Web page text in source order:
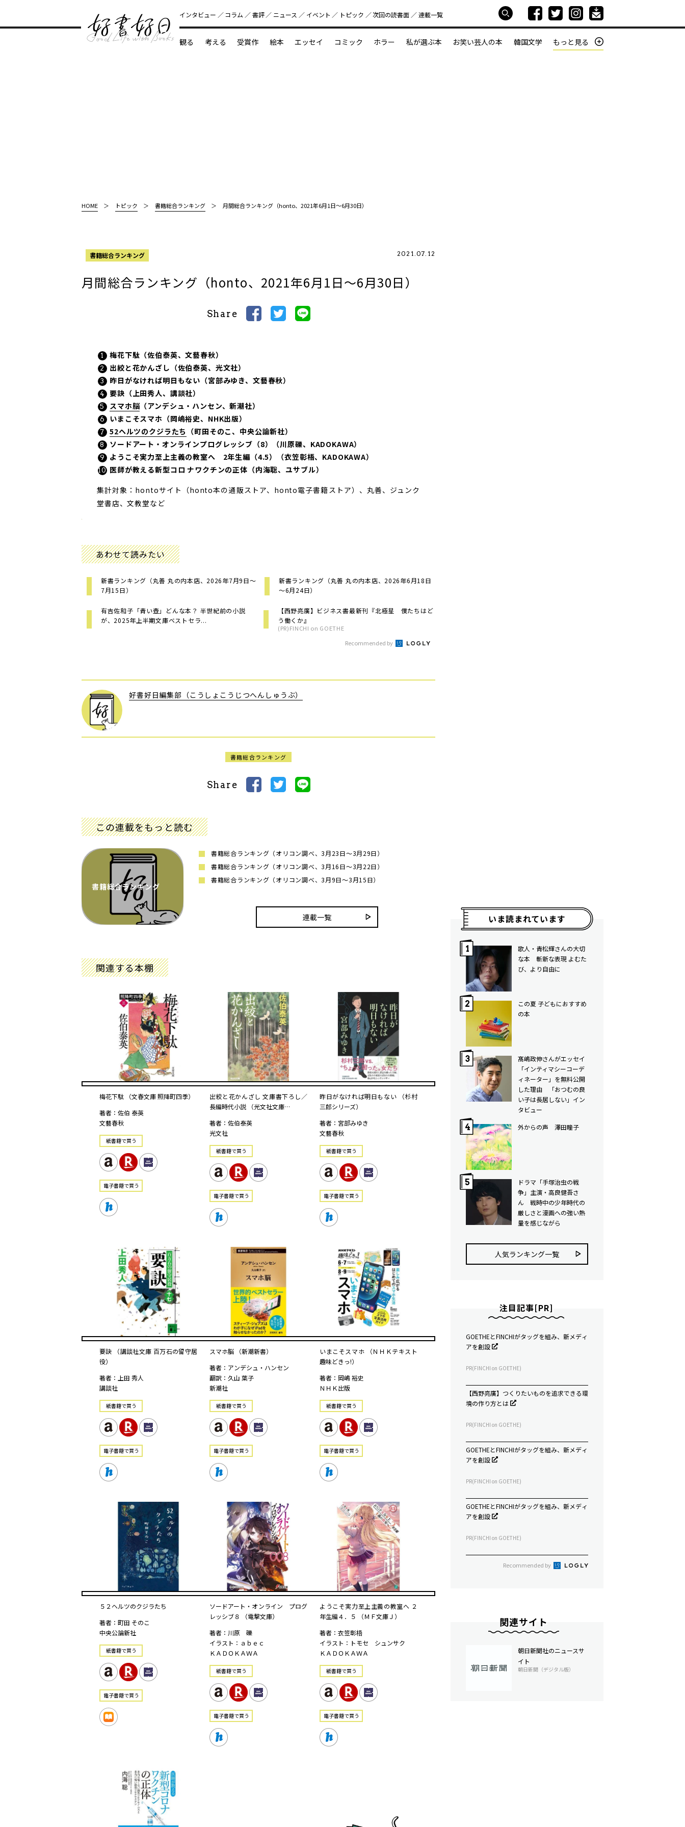
好書好日
インタビュー コラム 書評 ニュース イベント トピック 次回の読書⾯ 連載一覧
観る 考える 受賞作 絵本 エッセイ コミック ホラー 私が選ぶ本 お笑い芸人の本 韓国文学 もっと見る
HOME トピック 書籍総合ランキング 月間総合ランキング（honto、2021年6月1日～6月30日）
書籍総合ランキング 2021.07.12
月間総合ランキング（honto、2021年6月1日～6月30日）
Share
梅花下駄（佐伯泰英、文藝春秋）
出絞と花かんざし（佐伯泰英、光文社）
昨日がなければ明日もない（宮部みゆき、文藝春秋）
要訣（上田秀人、講談社）
スマホ脳 （アンデシュ・ハンセン、新潮社）
いまこそスマホ（岡嶋裕史、NHK出版）
52ヘルツのクジラたち （町田そのこ、中央公論新社）
ソードアート・オンラインプログレッシブ（8）（川原礫、KADOKAWA）
ようこそ実力至上主義の教室へ 2年生編（4.5）（衣笠彰梧、KADOKAWA）
医師が教える新型コロ ナワクチンの正体（内海聡、ユサブル）
集計対象：hontoサイト（honto本の通販ストア、honto電子書籍ストア）、丸善、ジュンク
堂書店、文教堂など
あわせて読みたい
新書ランキング（丸善 丸の内本店、2026年7月9日～
7月15日）
新書ランキング（丸善 丸の内本店、2026年6月18日
～6月24日）
有吉佐和子「青い壺」どんな本？ 半世紀前の小説
が、2025年上半期文庫ベストセラ...
【西野亮廣】ビジネス書最新刊『北極星 僕たちはど
う働くか』
(PR)FINCHI on GOETHE
Recommended by
好書好日編集部（こうしょこうじつへんしゅうぶ）
書籍総合ランキング
Share
この連載をもっと読む
書籍総合ランキング
書籍総合ランキング（オリコン調べ、3月23日〜3月29日）
書籍総合ランキング（オリコン調べ、3月16日〜3月22日）
書籍総合ランキング（オリコン調べ、3月9日〜3月15日）
連載一覧
関連する本棚
梅花下駄 （文春文庫 照降町四季）
著者：佐伯 泰英
文藝春秋
紙書籍で買う
電⼦書籍で買う
出絞と花かんざし 文庫書下ろし／
長編時代小説 （光文社文庫…
著者：佐伯泰英
光文社
紙書籍で買う
電⼦書籍で買う
昨日がなければ明日もない （杉村
三郎シリーズ）
著者：宮部みゆき
文藝春秋
紙書籍で買う
電⼦書籍で買う
要訣 （講談社文庫 百万石の留守居
役）
著者：上田 秀人
講談社
紙書籍で買う
電⼦書籍で買う
スマホ脳 （新潮新書）
著者：アンデシュ・ハンセン
翻訳：久山 葉子
新潮社
紙書籍で買う
電⼦書籍で買う
いまこそスマホ （ＮＨＫテキスト
趣味どきっ!）
著者：岡嶋 裕史
ＮＨＫ出版
紙書籍で買う
電⼦書籍で買う
５２ヘルツのクジラたち
著者：町田 そのこ
中央公論新社
紙書籍で買う
電⼦書籍で買う
ソードアート・オンライン プログ
レッシブ８ （電撃文庫）
著者：川原 礫
イラスト：ａｂｅｃ
ＫＡＤＯＫＡＷＡ
紙書籍で買う
電⼦書籍で買う
ようこそ実力至上主義の教室へ ２
年生編４．５ （ＭＦ文庫Ｊ）
著者：衣笠彰梧
イラスト：トモセ シュンサク
ＫＡＤＯＫＡＷＡ
紙書籍で買う
電⼦書籍で買う
いま読まれています
歌人・青松輝さんの大切
な本 斬新な表現 よむた
び、より自由に
この夏 子どもにおすすめ
の本
髙嶋政伸さんがエッセイ
「インティマシーコーデ
ィネーター」を無料公開
した理由 「おつむの良
い子は長居しない」イン
タビュー
外からの声 澤田瞳子
ドラマ「手塚治虫の戦
争」主演・高良健吾さ
ん 戦時中の少年時代の
厳しさと漫画への強い熱
量を感じながら
人気ランキング⼀覧
注目記事[PR]
GOETHEとFINCHIがタッグを組み、新メディ
アを創設
PR(FINCHI on GOETHE)
【西野亮廣】つくりたいものを追求できる環
境の作り方とは
PR(FINCHI on GOETHE)
GOETHEとFINCHIがタッグを組み、新メディ
アを創設
PR(FINCHI on GOETHE)
GOETHEとFINCHIがタッグを組み、新メディ
アを創設
PR(FINCHI on GOETHE)
Recommended by
関連サイト
朝日新聞社のニュースサ
イト
朝日新聞（デジタル版）